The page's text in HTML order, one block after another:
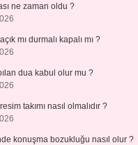
ne zaman oldu ?
mı durmalı kapalı mı ?
dua kabul olur mu ?
takımı nasıl olmalıdır ?
konuşma bozukluğu nasıl olur ?